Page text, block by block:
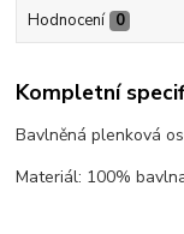
Hodnocení 0
Kompletní
Bavlněná plenková
Materiál: 100%